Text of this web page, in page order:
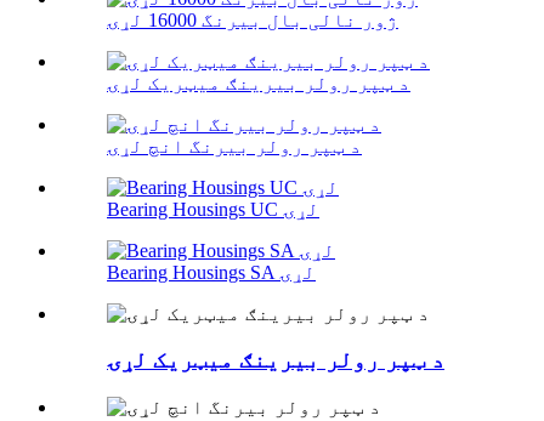
ژور نالی بال بیرنگ 16000 لړۍ
د ټپر رولر بیرینګ میټریک لړۍ
د ټپر رولر بیرنگ انچ لړۍ
Bearing Housings UC لړۍ
Bearing Housings SA لړۍ
د ټپر رولر بیرینګ میټریک لړۍ